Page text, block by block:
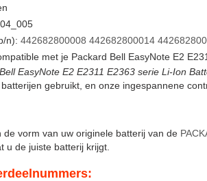
n): 442682800008 442682800014
met je Packard Bell EasyNote E2
EasyNote E2 E2311 E2363 serie Li-Ion
gebruikt, en onze ingespannene
vorm van uw originele batterij van de
u de juiste batterij krijgt.